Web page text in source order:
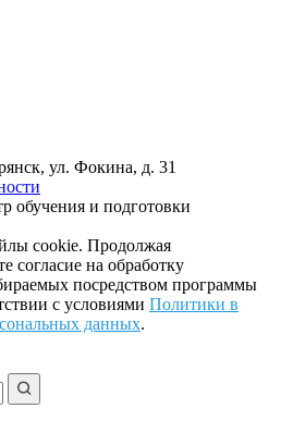
ул. Фокина, д. 31
обучения и подготовки
cookie. Продолжая
согласие на обработку
посредством программы
с условиями Политики в
данных.